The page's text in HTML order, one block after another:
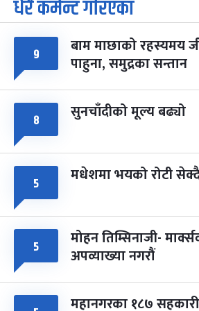
७
आइत चैत्र ७, २०८३-Mar 21, 2027
८ फागुपूर्णिमा
चैत्र ८, २०८३-Mar 22, 2027
धेरै कमेन्ट गरिएका
९ बाम माछाको रहस्यमय
पाहुना, समुद्रका सन्तान
८ सुनचाँदीको मूल्य बढ्यो
५ मधेशमा भयको रोटी
५ मोहन तिम्सिनाजी-
अपव्याख्या नगरौं
महानगरका १८७